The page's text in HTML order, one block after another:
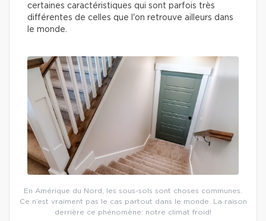
certaines caractéristiques qui sont parfois très
différentes de celles que l'on retrouve ailleurs dans
le monde.
En Amérique du Nord, les sous-sols sont choses communes.
Ce n’est vraiment pas le cas partout dans le monde. La raison
derrière ce phénomène: notre climat froid!